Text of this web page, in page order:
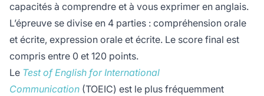
capacités à comprendre et à vous exprimer en anglais.
L’épreuve se divise en 4 parties : compréhension orale
et écrite, expression orale et écrite. Le score final est
compris entre 0 et 120 points.
Le Test of English for International
Communication (TOEIC) est le plus fréquemment